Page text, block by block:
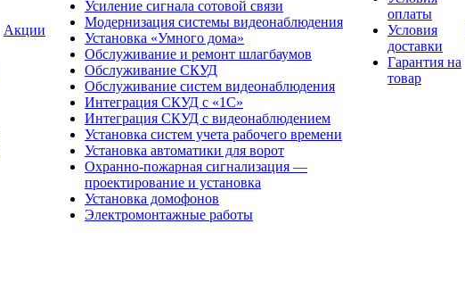
Акции
Усиление сигнала сотовой связи
Модернизация системы видеонаблюдения
Установка «Умного дома»
Обслуживание и ремонт шлагбаумов
Обслуживание СКУД
Обслуживание систем видеонаблюдения
Интеграция СКУД с «1С»
Интеграция СКУД с видеонаблюдением
Установка систем учета рабочего времени
Установка автоматики для ворот
Охранно-пожарная сигнализация —
проектирование и установка
Установка домофонов
Электромонтажные работы
оплаты
Условия
доставки
Гарантия на
товар